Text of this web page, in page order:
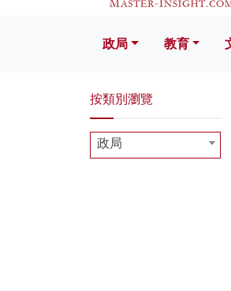
政局 教育
按類別瀏覽
政局